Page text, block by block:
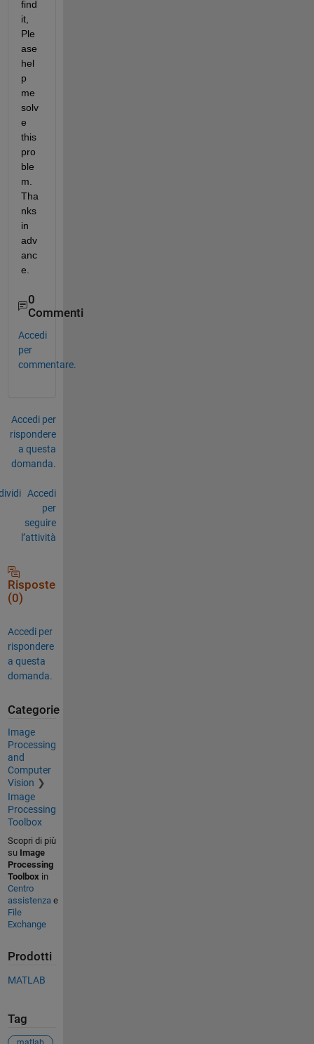
find
it,
Ple
ase
hel
p
me
solv
e
this
pro
ble
m.
Tha
nks
in
adv
anc
e.
0
Commenti
Accedi
per
commentare.
Accedi per
rispondere
a questa
domanda.
Accedi
per
seguire
l’attività
Risposte
(0)
Accedi per
rispondere
a questa
domanda.
Categorie
Image
Processing
and
Computer
Vision
Image
Processing
Toolbox
Scopri di più
su Image
Processing
Toolboxin
Centro
assistenzae
File
Exchange
Prodotti
MATLAB
Tag